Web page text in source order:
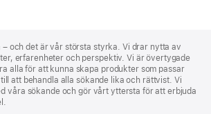
– och det är vår största styrka. Vi drar nytta av
erfarenheter och perspektiv. Vi är övertygade
alla för att kunna skapa produkter som passar
att behandla alla sökande lika och rättvist. Vi
våra sökande och gör vårt yttersta för att erbjuda